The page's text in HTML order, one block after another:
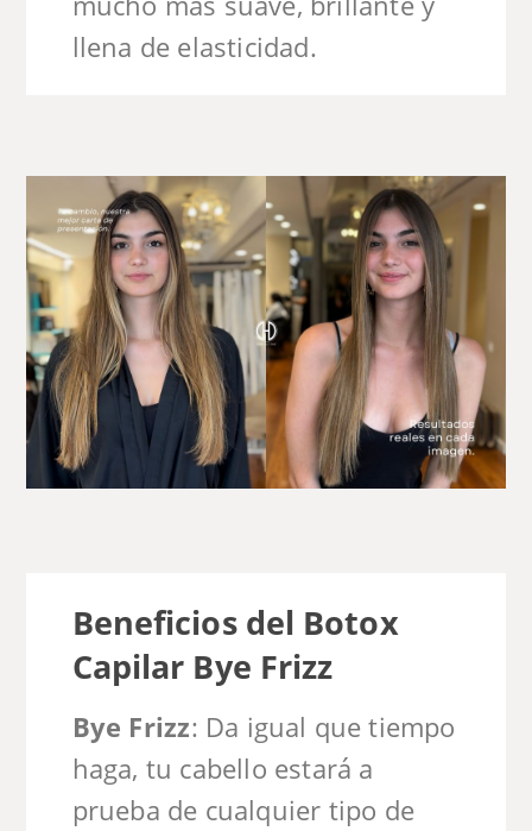
llena de elasticidad.
Beneficios del Botox
Capilar Bye Frizz
Bye Frizz: Da igual que tiempo
haga, tu cabello estará a
prueba de cualquier tipo de